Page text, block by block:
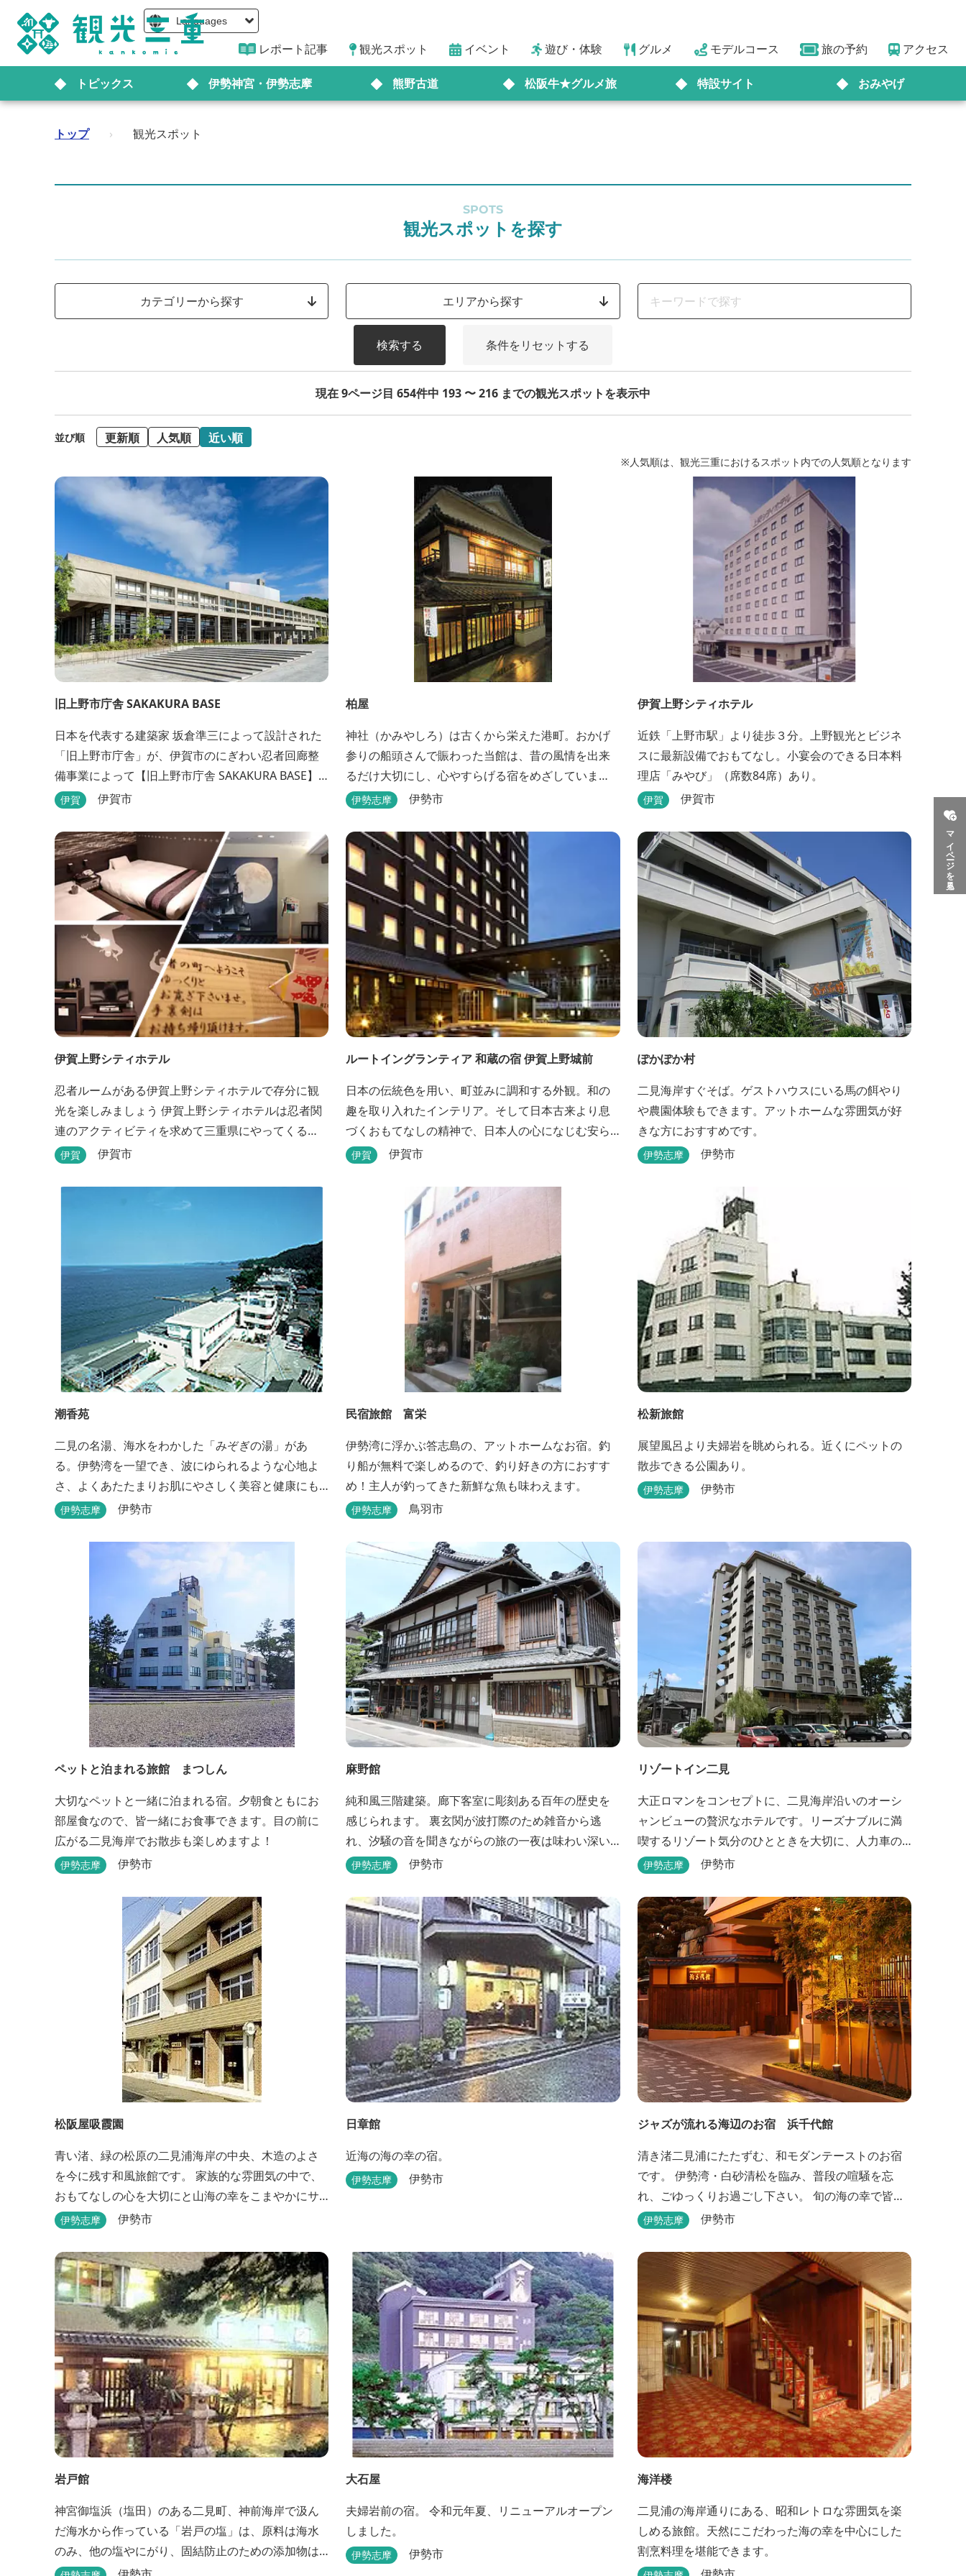
Languages
レポート記事 観光スポット イベント 遊び・体験 グルメ モデルコース 旅の予約 アクセス
トピックス 伊勢神宮・伊勢志摩 熊野古道 松阪牛★グルメ旅 特設サイト おみやげ
マイページを見る
トップ › 観光スポット
SPOTS
観光スポットを探す
カテゴリーから探す エリアから探す
検索する 条件をリセットする
現在 9ページ目 654件中 193 〜 216 までの観光スポットを表示中
並び順 更新順 人気順 近い順
※人気順は、観光三重におけるスポット内での人気順となります
旧上野市庁舎 SAKAKURA BASE
日本を代表する建築家 坂倉準三によって設計された
「旧上野市庁舎」が、伊賀市のにぎわい忍者回廊整
備事業によって【旧上野市庁舎 SAKAKURA BASE】
として生まれ変わりました。 館内には図書館やホテ
ンフォメーションセンター」や伊賀の逸品を取り揃
えた「伊賀百貨 Souvenir Shop」も併殺されていま
す。
伊賀 伊賀市
柏屋
神社（かみやしろ）は古くから栄えた港町。おかげ
参りの船頭さんで賑わった当館は、昔の風情を出来
るだけ大切にし、心やすらげる宿をめざしていま
す。また、伊勢志摩の美味しい海の幸、山の幸を低
伊勢志摩 伊勢市
伊賀上野シティホテル
近鉄「上野市駅」より徒歩３分。上野観光とビジネ
スに最新設備でおもてなし。小宴会のできる日本料
理店「みやび」（席数84席）あり。
伊賀 伊賀市
伊賀上野シティホテル
忍者ルームがある伊賀上野シティホテルで存分に観
光を楽しみましょう 伊賀上野シティホテルは忍者関
連のアクティビティを求めて三重県にやってくる
人々に人気のホテルです。こちらのホテルには、忍
からトイレットペーパーに至るまで、忍者に関連し
たデザインモチーフがあしらわれています。 伊賀上
伊賀 伊賀市
ルートイングランティア 和蔵の宿 伊賀上野城前
日本の伝統色を用い、町並みに調和する外観。和の
趣を取り入れたインテリア。そして日本古来より息
づくおもてなしの精神で、日本人の心になじむ安ら
ぎを提供いたします。大浴場や駐車場などルートイ
な和のニュアンスを湛えた空間は、ビジネスにも観
光にも、幅広くお役立ていただけるホテルです。
伊賀 伊賀市
ぽかぽか村
二見海岸すぐそば。ゲストハウスにいる馬の餌やり
や農園体験もできます。アットホームな雰囲気が好
きな方におすすめです。
伊勢志摩 伊勢市
潮香苑
二見の名湯、海水をわかした「みぞぎの湯」があ
る。伊勢湾を一望でき、波にゆられるような心地よ
さ、よくあたたまりお肌にやさしく美容と健康にも
よいと好評をいただいております。
伊勢志摩 伊勢市
民宿旅館 富栄
伊勢湾に浮かぶ答志島の、アットホームなお宿。釣
り船が無料で楽しめるので、釣り好きの方におすす
め！主人が釣ってきた新鮮な魚も味わえます。
伊勢志摩 鳥羽市
松新旅館
展望風呂より夫婦岩を眺められる。近くにペットの
散歩できる公園あり。
伊勢志摩 伊勢市
ペットと泊まれる旅館 まつしん
大切なペットと一緒に泊まれる宿。夕朝食ともにお
部屋食なので、皆一緒にお食事できます。目の前に
広がる二見海岸でお散歩も楽しめますよ！
伊勢志摩 伊勢市
麻野館
純和風三階建築。廊下客室に彫刻ある百年の歴史を
感じられます。 裏玄関が波打際のため雑音から逃
れ、汐騒の音を聞きながらの旅の一夜は味わい深い
ものがあります。 ※別館「いろは館」には、エイリ
た方はビックリしますよ。
伊勢志摩 伊勢市
リゾートイン二見
大正ロマンをコンセプトに、二見海岸沿いのオーシ
ャンビューの贅沢なホテルです。リーズナブルに満
喫するリゾート気分のひとときを大切に、人力車の
あるロビーでは大正時代の趣でお出迎え。そして、
凝らした七つのお風呂のうち、五つをご宿泊者様無
料の貸切風呂としてご利用が可能です。
伊勢志摩 伊勢市
松阪屋吸霞園
青い渚、緑の松原の二見浦海岸の中央、木造のよさ
を今に残す和風旅館です。 家族的な雰囲気の中で、
おもてなしの心を大切にと山海の幸をこまやかにサ
ービスさせていただきます。
伊勢志摩 伊勢市
日章館
近海の海の幸の宿。
伊勢志摩 伊勢市
ジャズが流れる海辺のお宿 浜千代館
清き渚二見浦にたたずむ、和モダンテーストのお宿
です。 伊勢湾・白砂清松を臨み、普段の喧騒を忘
れ、ごゆっくりお過ごし下さい。 旬の海の幸で皆様
をお待ち申し上げます。
伊勢志摩 伊勢市
岩戸館
神宮御塩浜（塩田）のある二見町、神前海岸で汲ん
だ海水から作っている「岩戸の塩」は、原料は海水
のみ、他の塩やにがり、固結防止のための添加物は
一切使用していない純国産自然海塩です。
大石屋
夫婦岩前の宿。 令和元年夏、リニューアルオープン
しました。
伊勢志摩 伊勢市
海洋楼
二見浦の海岸通りにある、昭和レトロな雰囲気を楽
しめる旅館。天然にこだわった海の幸を中心にした
割烹料理を堪能できます。